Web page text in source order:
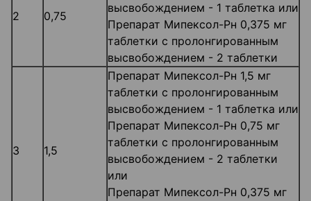
2 0,75
высвобождением - 1 таблетка или
Препарат Мипексол-Рн 0,375 мг
таблетки с пролонгированным
высвобождением - 2 таблетки
3 1,5
Препарат Мипексол-Рн 1,5 мг
таблетки с пролонгированным
высвобождением - 1 таблетка или
Препарат Мипексол-Рн 0,75 мг
таблетки с пролонгированным
высвобождением - 2 таблетки
или
Препарат Мипексол-Рн 0,375 мг